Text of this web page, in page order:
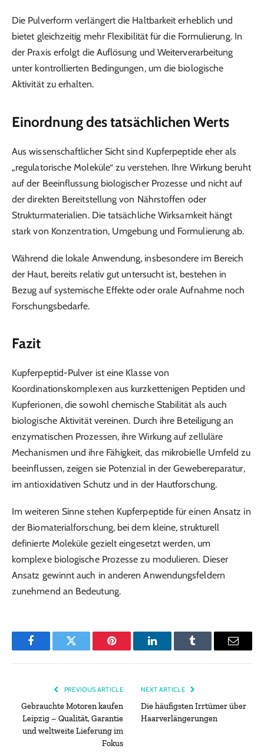
Die Pulverform verlängert die Haltbarkeit erheblich und
bietet gleichzeitig mehr Flexibilität für die Formulierung. In
der Praxis erfolgt die Auflösung und Weiterverarbeitung
unter kontrollierten Bedingungen, um die biologische
Aktivität zu erhalten.
Einordnung des tatsächlichen Werts
Aus wissenschaftlicher Sicht sind Kupferpeptide eher als
„regulatorische Moleküle“ zu verstehen. Ihre Wirkung beruht
auf der Beeinflussung biologischer Prozesse und nicht auf
der direkten Bereitstellung von Nährstoffen oder
Strukturmaterialien. Die tatsächliche Wirksamkeit hängt
stark von Konzentration, Umgebung und Formulierung ab.
Während die lokale Anwendung, insbesondere im Bereich
der Haut, bereits relativ gut untersucht ist, bestehen in
Bezug auf systemische Effekte oder orale Aufnahme noch
Forschungsbedarfe.
Fazit
Kupferpeptid-Pulver ist eine Klasse von
Koordinationskomplexen aus kurzkettenigen Peptiden und
Kupferionen, die sowohl chemische Stabilität als auch
biologische Aktivität vereinen. Durch ihre Beteiligung an
enzymatischen Prozessen, ihre Wirkung auf zelluläre
Mechanismen und ihre Fähigkeit, das mikrobielle Umfeld zu
beeinflussen, zeigen sie Potenzial in der Gewebereparatur,
im antioxidativen Schutz und in der Hautforschung.
Im weiteren Sinne stehen Kupferpeptide für einen Ansatz in
der Biomaterialforschung, bei dem kleine, strukturell
definierte Moleküle gezielt eingesetzt werden, um
komplexe biologische Prozesse zu modulieren. Dieser
Ansatz gewinnt auch in anderen Anwendungsfeldern
zunehmend an Bedeutung.
FacebookTwitter Pinterest LinkedInTumblr Email
PREVIOUS ARTICLE
Gebrauchte Motoren kaufen
Leipzig – Qualität, Garantie
und weltweite Lieferung im
Fokus
NEXT ARTICLE
Die häufigsten Irrtümer über
Haarverlängerungen